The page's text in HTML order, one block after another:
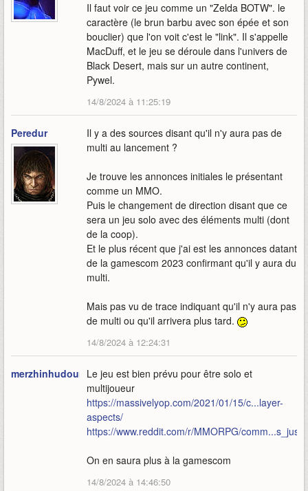
Il faut voir ce jeu comme un "Zelda BOTW". le
caractère (le brun barbu avec son épée et son
bouclier) que l'on voit c'est le "link". Il s'appelle
MacDuff, et le jeu se déroule dans l'univers de
Black Desert, mais sur un autre continent,
Pywel.
14/8/2024 à 11:25:19
Peredur
Il y a des sources disant qu'il n'y aura pas de
multi au lancement ?
Je trouve les annonces initiales le présentant
comme un MMO.
Puis le changement de direction disant que ce
sera un jeu solo avec des éléments multi (dont
de la coop).
Et le plus récent que j'ai est les annonces datant
de la gamescom 2023 confirmant qu'il y aura du
multi.
Mais pas vu de trace indiquant qu'il n'y aura pas
de multi ou qu'il arrivera plus tard.
14/8/2024 à 12:24:31
merzhinhudour Le jeu est bien prévu pour être solo et
multijoueur
https://massivelyop.com/2021/01/15/c...layer-
aspects/
https://www.reddit.com/r/MMORPG/
On en saura plus à la gamescom
14/8/2024 à 14:46:50